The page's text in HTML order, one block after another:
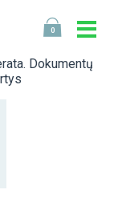
0
Dokumentų